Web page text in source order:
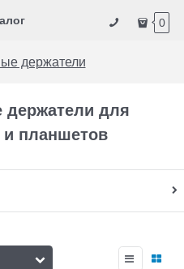
0
держатели
держатели для
планшетов